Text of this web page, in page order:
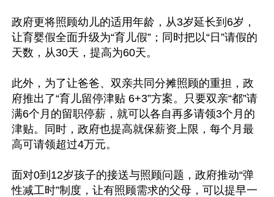
政府更将照顾幼儿的适用年龄，从3岁延长到6岁，
让育婴假全面升级为“育儿假”；同时把以“日”请假的
天数，从30天，提高为60天。
此外，为了让爸爸、双亲共同分摊照顾的重担，政
府推出了“育儿留停津贴 6+3”方案。只要双亲“都”请
满6个月的留职停薪，就可以各自再多请领3个月的
津贴。同时，政府也提高就保薪资上限，每个月最
高可请领超过4万元。
面对0到12岁孩子的接送与照顾问题，政府推动“弹
性减工时”制度，让有照顾需求的父母，可以提早一